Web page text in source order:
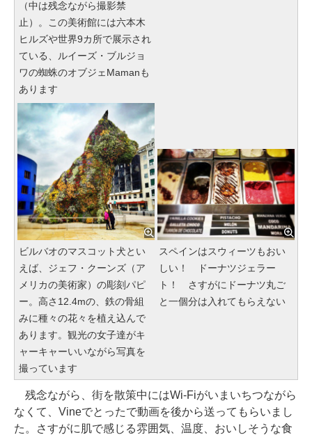
（中は残念ながら撮影禁
止）。この美術館には六本木
ヒルズや世界9カ所で展示され
ている、ルイーズ・ブルジョ
ワの蜘蛛のオブジェMamanも
あります
ビルバオのマスコット犬とい
えば、ジェフ・クーンズ（ア
メリカの美術家）の彫刻パピ
ー。高さ12.4mの、鉄の骨組
みに種々の花々を植え込んで
あります。観光の女子達がキ
ャーキャーいいながら写真を
撮っています
スペインはスウィーツもおい
しい！ ドーナツジェラー
ト！ さすがにドーナツ丸ご
と一個分は入れてもらえない
残念ながら、街を散策中にはWi-Fiがいまいちつながら
なくて、Vineでとったで動画を後から送ってもらいまし
た。さすがに肌で感じる雰囲気、温度、おいしそうな食